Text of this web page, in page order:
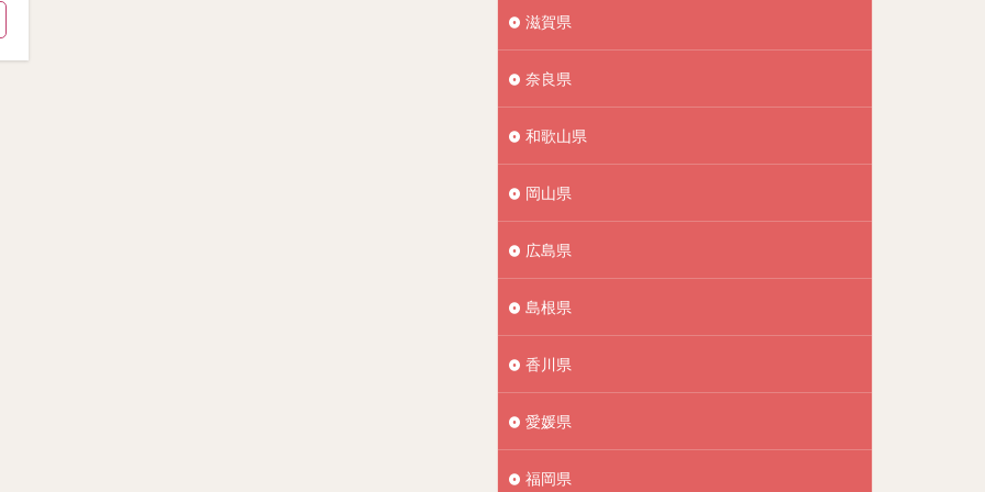
滋賀県
奈良県
和歌山県
岡山県
広島県
島根県
香川県
愛媛県
福岡県